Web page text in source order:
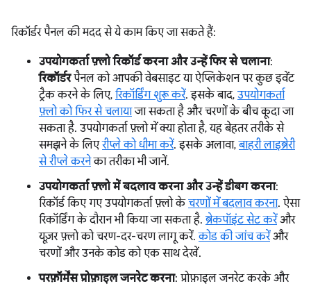
रिकॉर्डर पैनल की मदद से ये काम किए जा सकते हैं:
उपयोगकर्ता फ़्लो रिकॉर्ड करना और उन्हें फिर से चलाना:
रिकॉर्डरपैनल को आपकी वेबसाइट या ऐप्लिकेशन पर कुछ इवेंट
ट्रैक करने के लिए, रिकॉर्डिंग शुरू करें. इसके बाद, उपयोगकर्ता
फ़्लो को फिर से चलायाजा सकता है और चरणों के बीच कूदा जा
सकता है. उपयोगकर्ता फ़्लो में क्या होता है, यह बेहतर तरीके से
समझने के लिएरीप्ले को धीमा करें. इसके अलावा,बाहरी लाइब्रेरी
से रीप्ले करनेका तरीका भी जानें.
उपयोगकर्ता फ़्लो में बदलाव करना और उन्हें डीबग करना:
रिकॉर्ड किए गए उपयोगकर्ता फ़्लो केचरणों में बदलाव करना. ऐसा
रिकॉर्डिंग के दौरान भी किया जा सकता है. ब्रेकपॉइंट सेट करेंऔर
यूज़र फ़्लो को चरण-दर-चरण लागू करें.कोड की जांच करेंऔर
चरणों और उनके कोड को एक साथ देखें.
परफ़ॉर्मेंस प्रोफ़ाइल जनरेट करना: प्रोफ़ाइल जनरेट करके और